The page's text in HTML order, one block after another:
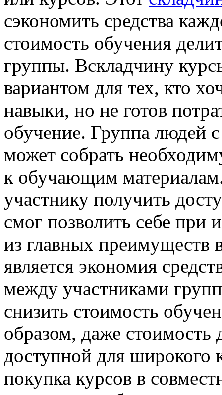
сэкономить средства
стоимость обучения
группы. Вскладчину
вариантом для тех, кто
навыки, но не готов
обучение. Группа людей
может собрать
к обучающим
участнику получить
смог позволить себе при
из главных преимуществ
является экономия
между участниками
снизить стоимость
образом, даже стоимость
доступной для широкого
покупка курсов в